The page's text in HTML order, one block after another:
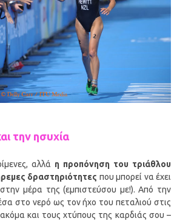
την ησυχία
αλλά η προπόνηση του τριάθλου
δραστηριότητες που μπορεί να έχει
μέρα της (εμπιστεύσου με!). Από την
στο νερό ως τον ήχο του πεταλιού στις
και τους χτύπους της καρδιάς σου –